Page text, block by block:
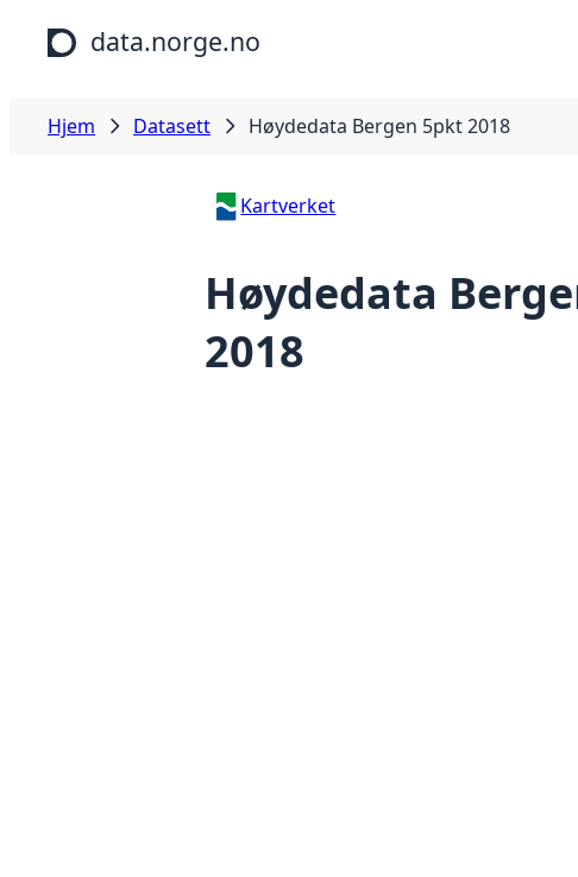
Hopp til hovedinnhold
data.norge.no
Hjem Datasett Høydedata Bergen 5pkt 2018
Kartverket
Høydedata
2018